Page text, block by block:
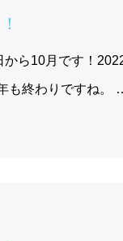
ら10月です！
も終わりですね。